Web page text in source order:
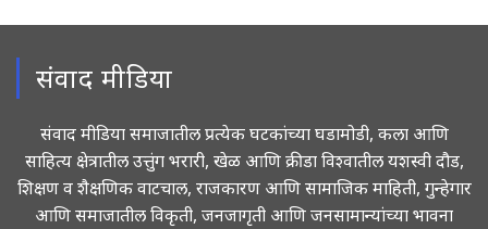
संवाद मीडिया
संवाद मीडिया समाजातील प्रत्येक घटकांच्या घडामोडी, कला आणि
साहित्य क्षेत्रातील उत्तुंग भरारी, खेळ आणि क्रीडा विश्वातील यशस्वी दौड,
शिक्षण व शैक्षणिक वाटचाल, राजकारण आणि सामाजिक माहिती, गुन्हेगार
आणि समाजातील विकृती, जनजागृती आणि जनसामान्यांच्या भावना